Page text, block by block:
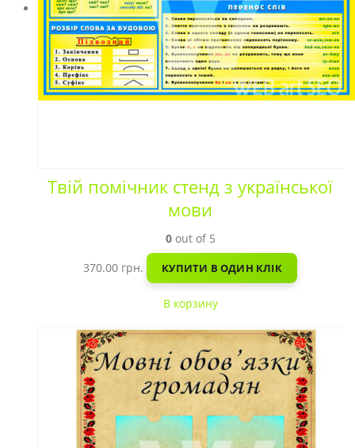
Твій помічник стенд з української
мови
0out of 5
370.00 грн. КУПИТИ В ОДИН КЛІК
В корзину